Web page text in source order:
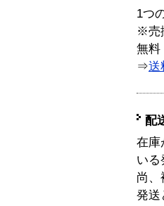
1つ
※売
無料
⇒送
配
在庫
いる
尚、
発送